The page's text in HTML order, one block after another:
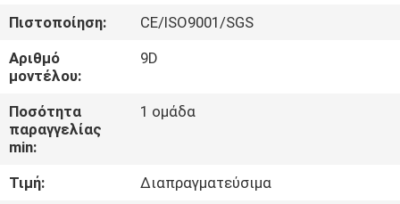
ΞΕΝΆΓΗΣΗ
ΣΤΟ
ΕΡΓΟΣΤΆΣΙΟ
ΕΛΕΓΧΟΣ
Πιστοποίηση:
CE/ISO9001/SGS
Αριθμό
μοντέλου:
9D
Ποσότητα
παραγγελίας
min:
1 ομάδα
Τιμή:
Διαπραγματεύσιμα